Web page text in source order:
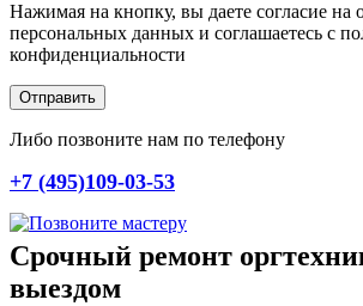
Нажимая на кнопку, вы даете согласие на
персональных данных и соглашаетесь c
конфиденциальности
Отправить
Либо позвоните нам по телефону
+7 (495)109-03-53
Срочный ремонт
выездом